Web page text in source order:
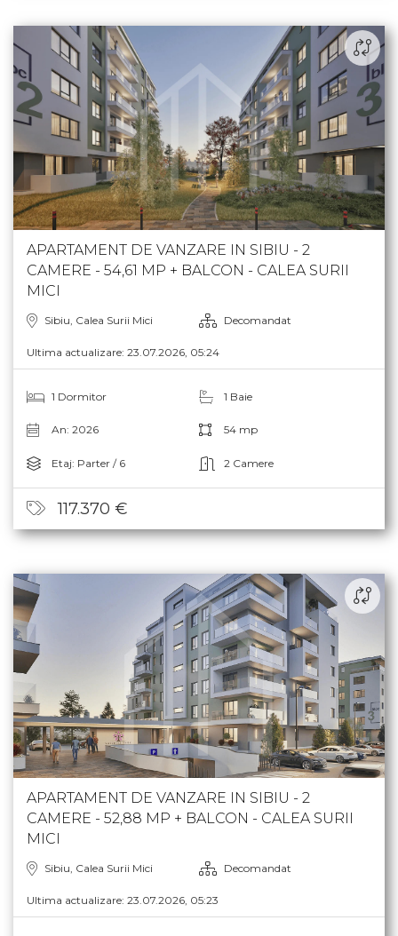
APARTAMENT DE VANZARE IN SIBIU - 2
CAMERE - 54,61 MP + BALCON - CALEA SURII
MICI
Sibiu, Calea Surii Mici Decomandat
Ultima actualizare: 23.07.2026, 05:24
1 Dormitor 1 Baie
An: 2026 54 mp
Etaj: Parter / 6 2 Camere
117.370 €
APARTAMENT DE VANZARE IN SIBIU - 2
CAMERE - 52,88 MP + BALCON - CALEA SURII
MICI
Sibiu, Calea Surii Mici Decomandat
Ultima actualizare: 23.07.2026, 05:23